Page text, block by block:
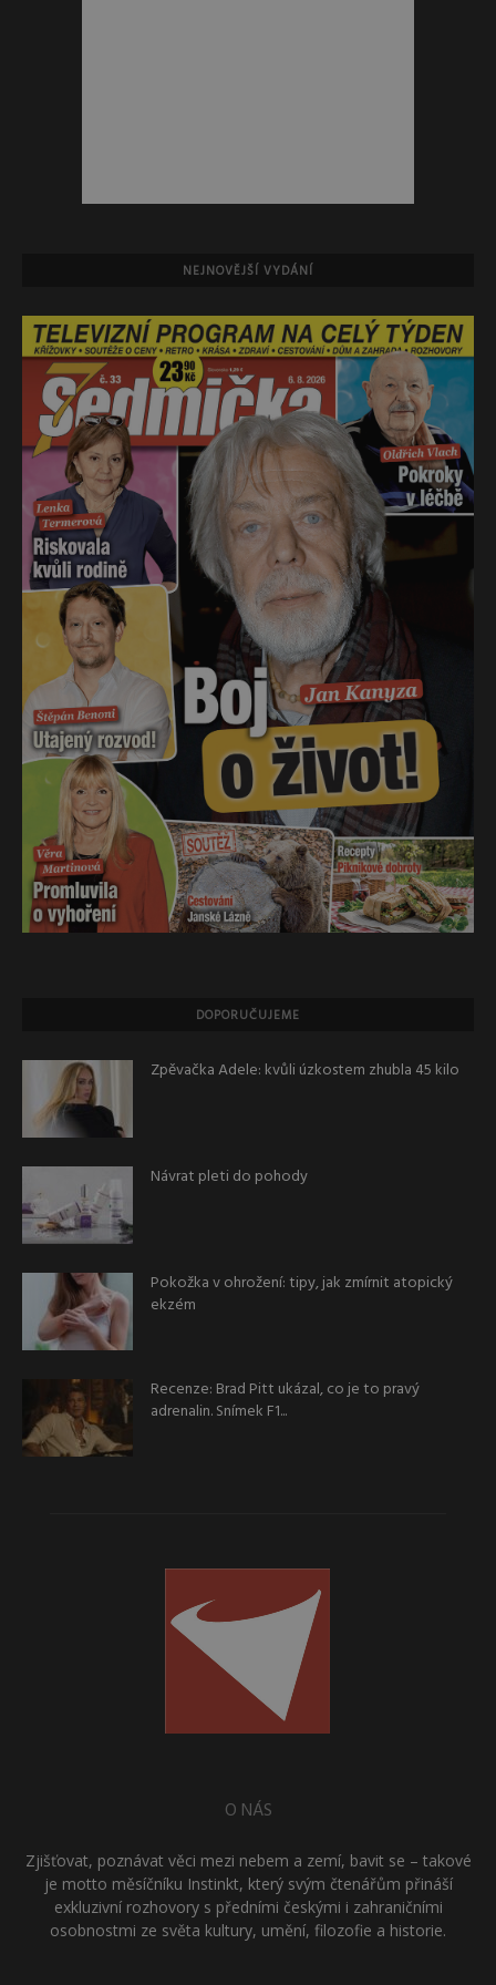
NEJNOVĚJŠÍ VYDÁNÍ
DOPORUČUJEME
Zpěvačka Adele: kvůli úzkostem zhubla 45 kilo
Návrat pleti do pohody
Pokožka v ohrožení: tipy, jak zmírnit atopický
ekzém
Recenze: Brad Pitt ukázal, co je to pravý
adrenalin. Snímek F1...
O NÁS
Zjišťovat, poznávat věci mezi nebem a zemí, bavit se – takové
je motto měsíčníku Instinkt, který svým čtenářům přináší
exkluzivní rozhovory s předními českými i zahraničními
osobnostmi ze světa kultury, umění, filozofie a historie.